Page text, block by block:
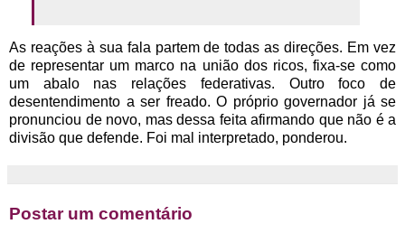
As reações à sua fala partem de todas as direções. Em vez
de representar um marco na união dos ricos, fixa-se como
um abalo nas relações federativas. Outro foco de
desentendimento a ser freado. O próprio governador já se
pronunciou de novo, mas dessa feita afirmando que não é a
divisão que defende. Foi mal interpretado, ponderou.
Postar um comentário